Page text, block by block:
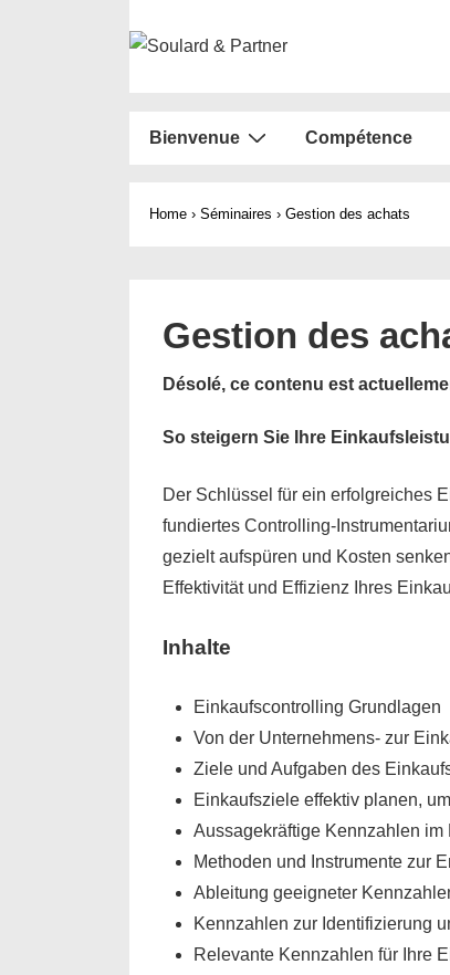
Main
Bienvenue Compétence
Home › Séminaires › Gestion des achats
Gestion des
Désolé, ce contenu est
So steigern Sie Ihre
Der Schlüssel für ein erfolgreiches
fundiertes Controlling-
gezielt aufspüren und Kosten
Effektivität und Effizienz Ihres
Inhalte
Einkaufscontrolling Grundlagen
Von der Unternehmens- zur
Ziele und Aufgaben des
Einkaufsziele effektiv planen,
Aussagekräftige Kennzahlen im
Methoden und Instrumente zur
Ableitung geeigneter
Kennzahlen zur Identifizierung
Relevante Kennzahlen für Ihre